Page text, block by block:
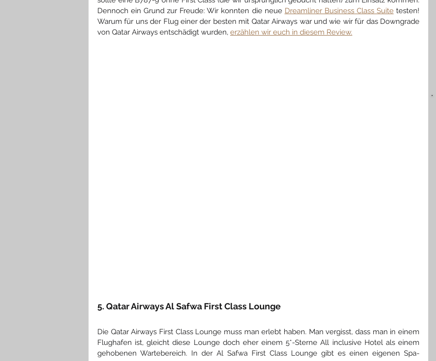
Dennoch ein Grund zur Freude: Wir konnten die neue Dreamliner Business Class Suite testen!
Warum für uns der Flug einer der besten mit Qatar Airways war und wie wir für das Downgrade
von Qatar Airways entschädigt wurden, erzählen wir euch in diesem Review.
5. Qatar Airways Al Safwa First Class Lounge
Die Qatar Airways First Class Lounge muss man erlebt haben. Man vergisst, dass man in einem
Flughafen ist, gleicht diese Lounge doch eher einem 5*-Sterne All inclusive Hotel als einem
gehobenen Wartebereich. In der Al Safwa First Class Lounge gibt es einen eigenen Spa-